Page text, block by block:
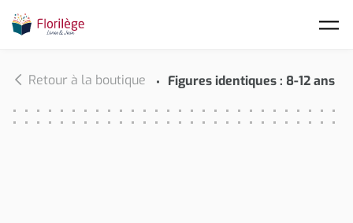
Retour à la boutique Figures identiques : 8-12 ans